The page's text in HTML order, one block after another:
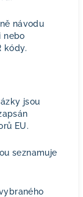
návodu
nebo
kódy.
jsou
EU.
seznamuje